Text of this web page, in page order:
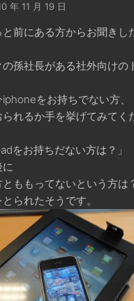
年 11 月 19 日
前にある方からお聞きし
の孫社長がある社外向けの
iphoneをお持ちでない方、
れるか手を挙げてみてく
をお持ちだない方は？」
に
とももってないという方は
られたそうです。